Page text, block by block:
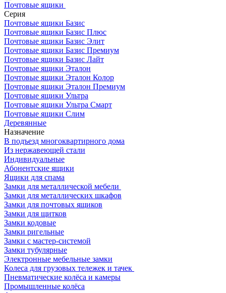
Почтовые ящики
Серия
Почтовые ящики Базис
Почтовые ящики Базис Плюс
Почтовые ящики Базис Элит
Почтовые ящики Базис Премиум
Почтовые ящики Базис Лайт
Почтовые ящики Эталон
Почтовые ящики Эталон Колор
Почтовые ящики Эталон Премиум
Почтовые ящики Ультра
Почтовые ящики Ультра Смарт
Почтовые ящики Слим
Деревянные
Назначение
В подъезд многоквартирного дома
Из нержавеющей стали
Индивидуальные
Абонентские ящики
Ящики для спама
Замки для металлической мебели
Замки для металлических шкафов
Замки для почтовых ящиков
Замки для щитков
Замки кодовые
Замки ригельные
Замки с мастер-системой
Замки тубулярные
Электронные мебельные замки
Колеса для грузовых тележек и тачек
Пневматические колёса и камеры
Промышленные колёса